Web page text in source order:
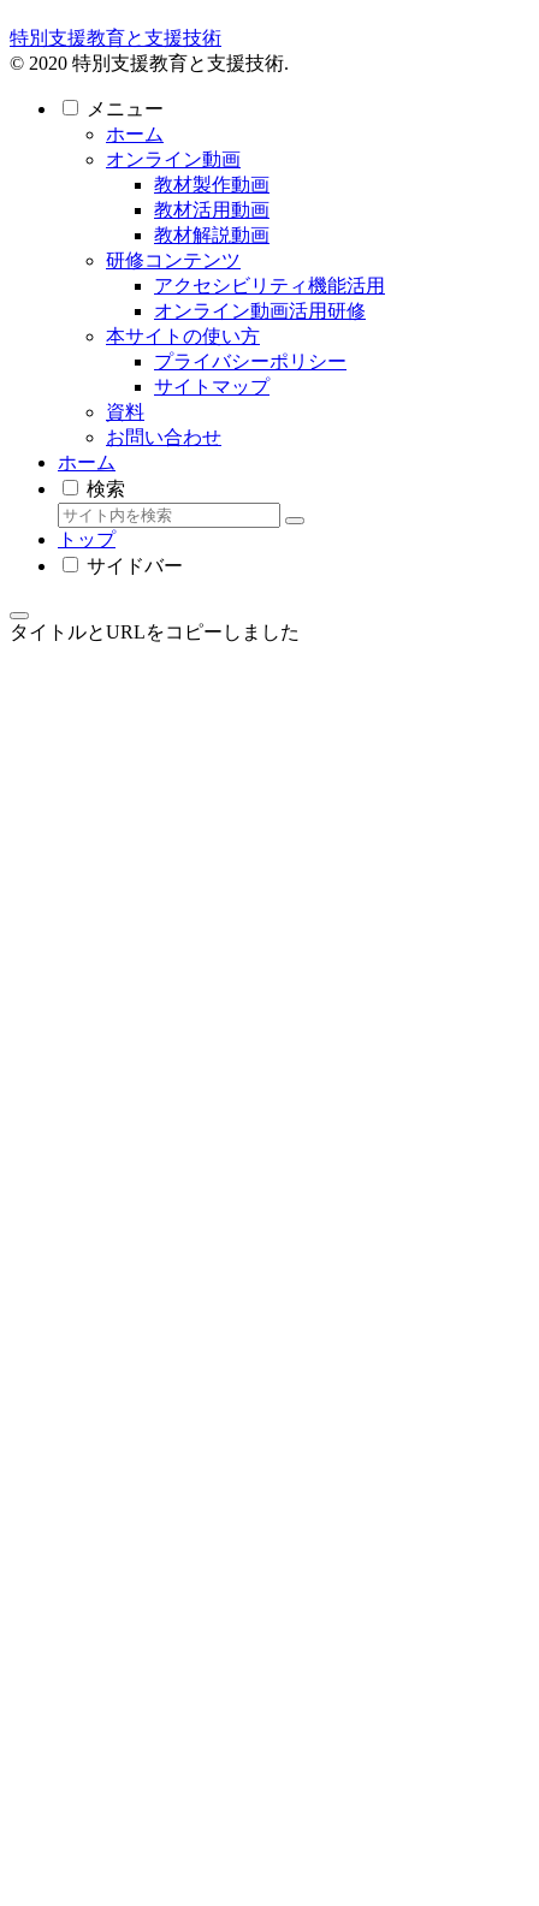
特別支援教育と支援技術
© 2020 特別支援教育と支援技術.
メニュー
ホーム
オンライン動画
教材製作動画
教材活用動画
教材解説動画
研修コンテンツ
アクセシビリティ機能活用
オンライン動画活用研修
本サイトの使い方
プライバシーポリシー
サイトマップ
資料
お問い合わせ
ホーム
検索
トップ
サイドバー
タイトルとURLをコピーしました